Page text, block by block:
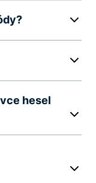
hesel